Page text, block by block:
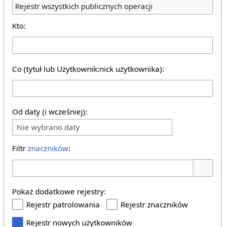
Rejestr wszystkich publicznych operacji
Kto:
Co (tytuł lub Użytkownik:nick użytkownika):
Od daty (i wcześniej):
Nie wybrano daty
Filtr znaczników:
Pokaż dodatkowe rejestry:
Rejestr patrolowania
Rejestr znaczników
Rejestr nowych użytkowników